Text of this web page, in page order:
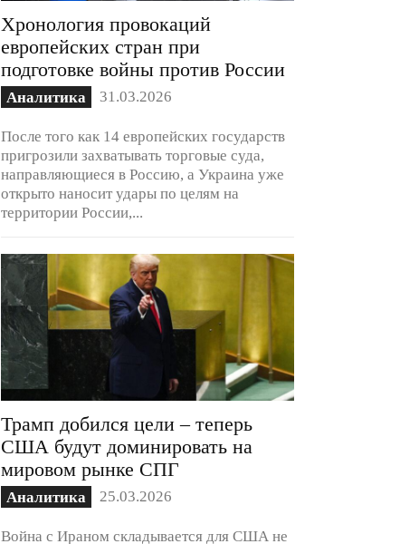
Хронология провокаций
европейских стран при
подготовке войны против России
Аналитика 31.03.2026
После того как 14 европейских государств
пригрозили захватывать торговые суда,
направляющиеся в Россию, а Украина уже
открыто наносит удары по целям на
территории России,...
Трамп добился цели – теперь
США будут доминировать на
мировом рынке СПГ
Аналитика 25.03.2026
Война с Ираном складывается для США не